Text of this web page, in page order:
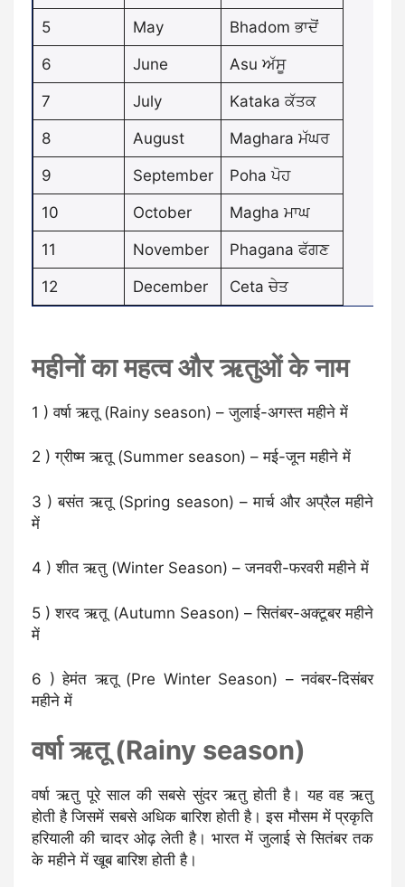
5 May Bhadom ਭਾਦੋਂ
6 June Asu ਅੱਸੂ
7 July Kataka ਕੱਤਕ
8 August Maghara ਮੱਘਰ
9 September Poha ਪੋਹ
10 October Magha ਮਾਘ
11 November Phagana ਫੱਗਣ
12 December Ceta ਚੇਤ
महीनों का महत्व और ऋतुओं के नाम
1 ) वर्षा ऋतू (Rainy season) – जुलाई-अगस्त महीने में
2 ) ग्रीष्म ऋतू (Summer season) – मई-जून महीने में
3 ) बसंत ऋतू (Spring season) – मार्च और अप्रैल महीने
में
4 ) शीत ऋतु (Winter Season) – जनवरी-फरवरी महीने में
5 ) शरद ऋतू (Autumn Season) – सितंबर-अक्टूबर महीने
में
6 ) हेमंत ऋतू (Pre Winter Season) – नवंबर-दिसंबर
महीने में
वर्षा ऋतू (Rainy season)
वर्षा ऋतु पूरे साल की सबसे सुंदर ऋतु होती है। यह वह ऋतु
होती है जिसमें सबसे अधिक बारिश होती है। इस मौसम में प्रकृति
हरियाली की चादर ओढ़ लेती है। भारत में जुलाई से सितंबर तक
के महीने में खूब बारिश होती है।